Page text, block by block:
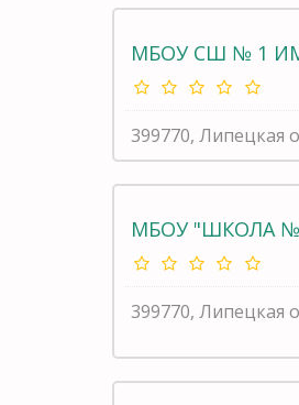
МБОУ СШ № 1
399770, Липецкая
МБОУ "ШКОЛА №
399770, Липецкая